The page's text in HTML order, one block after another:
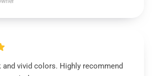
and vivid colors. Highly recommend